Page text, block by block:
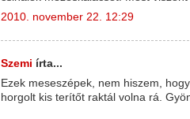
2010. november 22. 12:29
Szemi írta...
Ezek meseszépek, nem hiszem,
horgolt kis terítőt raktál volna rá.